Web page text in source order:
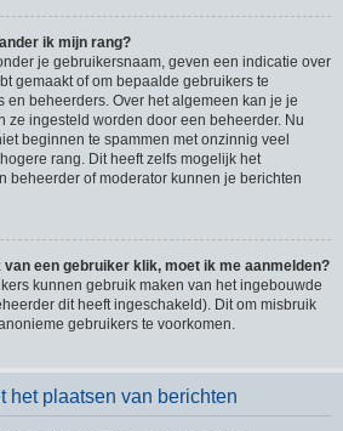
ik mijn rang?
je gebruikersnaam, geven een indicatie over
gemaakt of om bepaalde gebruikers te
en beheerders. Over het algemeen kan je je
ze ingesteld worden door een beheerder. Nu
beginnen te spammen met onzinnig veel
rang. Dit heeft zelfs mogelijk het
beheerder of moderator kunnen je berichten
een gebruiker klik, moet ik me aanmelden?
kunnen gebruik maken van het ingebouwde
dit heeft ingeschakeld). Dit om misbruik
gebruikers te voorkomen.
het plaatsen van berichten